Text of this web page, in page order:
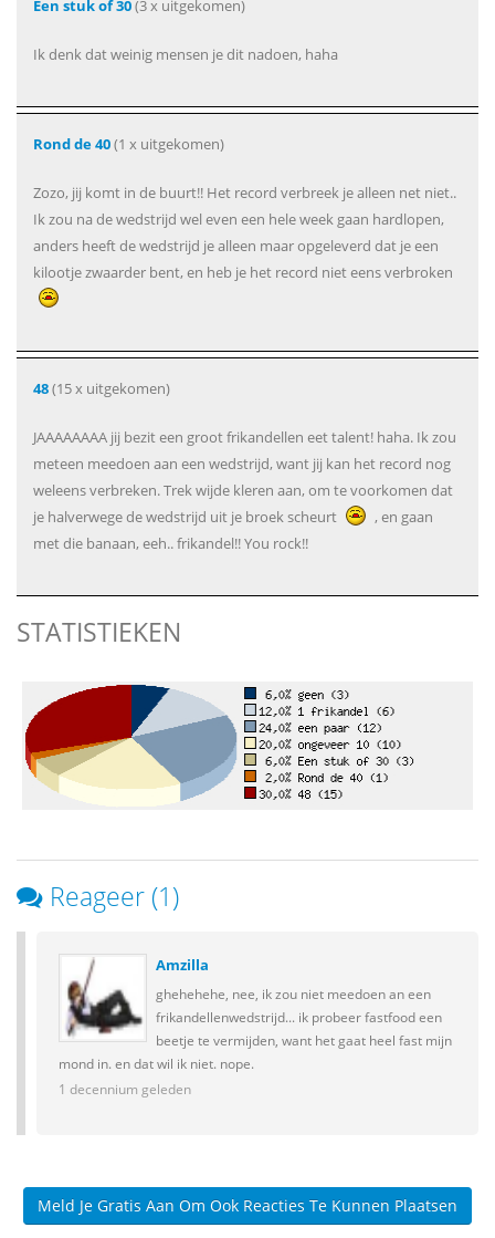
Een stuk of 30(3 x uitgekomen)
Ik denk dat weinig mensen je dit nadoen, haha
Rond de 40(1 x uitgekomen)
Zozo, jij komt in de buurt!! Het record verbreek je alleen net niet..
Ik zou na de wedstrijd wel even een hele week gaan hardlopen,
anders heeft de wedstrijd je alleen maar opgeleverd dat je een
kilootje zwaarder bent, en heb je het record niet eens verbroken
48(15 x uitgekomen)
JAAAAAAAA jij bezit een groot frikandellen eet talent! haha. Ik zou
meteen meedoen aan een wedstrijd, want jij kan het record nog
weleens verbreken. Trek wijde kleren aan, om te voorkomen dat
je halverwege de wedstrijd uit je broek scheurt
, en gaan
met die banaan, eeh.. frikandel!! You rock!!
STATISTIEKEN
Reageer (1)
Amzilla
ghehehehe, nee, ik zou niet meedoen an een
frikandellenwedstrijd... ik probeer fastfood een
beetje te vermijden, want het gaat heel fast mijn
mond in. en dat wil ik niet. nope.
1 decennium geleden
Meld Je Gratis Aan Om Ook Reacties Te Kunnen Plaatsen